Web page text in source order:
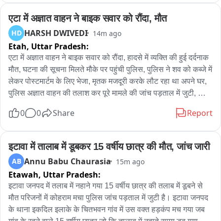
गाड़ी चालक असंध की ओर जा रहा था; दोनों का एक्सीडेंट हो गया। मृतक
के शव को कब्जे में लेकर मामले की जांच शुरू कर दी गई है।
एटा में अज्ञात वाहन ने बाइक सवार को रौंदा, मौत
HD HARSH DWIVEDI 14m ago
Etah, Uttar Pradesh:
एटा में अज्ञात वाहन ने बाइक सवार को रौंदा, हादसे में व्यक्ति की हुई दर्दनाक
मौत, घटना की सूचना मिलते मौके पर पहुंची पुलिस, पुलिस ने शव को कब्जे में
लेकर पोस्टमार्टम के लिए भेजा, मृतक मजदूरी करके लौट रहा था अपने घर,
पुलिस अज्ञात वाहन की तलाश कर पूरे मामले की जांच पड़ताल में जुटी, थाना
0 0 Share Report
इटावा में तालाब में डूबकर 15 वर्षीय छात्र की मौत, जांच जारी
AB Annu Babu Chaurasia 15m ago
Etawah, Uttar Pradesh:
इटावा जनपद में तलाब में नहाने गया 15 वर्षीय छात्र की तलाब में डूबने से
मौत परिजनों में कोहराम मचा पुलिस जांच पड़ताल में जुटी है। इटावा जनपद
के थाना इकदिल इलाके के चितभवन गांव में उस वक्त हड़कंप मच गया जब